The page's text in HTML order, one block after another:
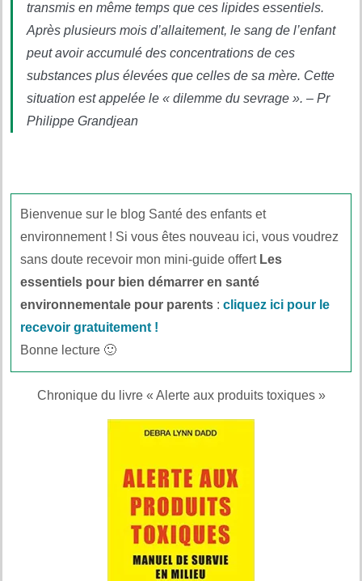
transmis en même temps que ces lipides essentiels.
Après plusieurs mois d’allaitement, le sang de l’enfant
peut avoir accumulé des concentrations de ces
substances plus élevées que celles de sa mère. Cette
situation est appelée le « dilemme du sevrage ». – Pr
Philippe Grandjean
Bienvenue sur le blog Santé des enfants et
environnement ! Si vous êtes nouveau ici, vous voudrez
sans doute recevoir mon mini-guide offert Les
essentiels pour bien démarrer en santé
environnementale pour parents :cliquez ici pour le
recevoir gratuitement !
Bonne lecture 🙂
Chronique du livre « Alerte aux produits toxiques »